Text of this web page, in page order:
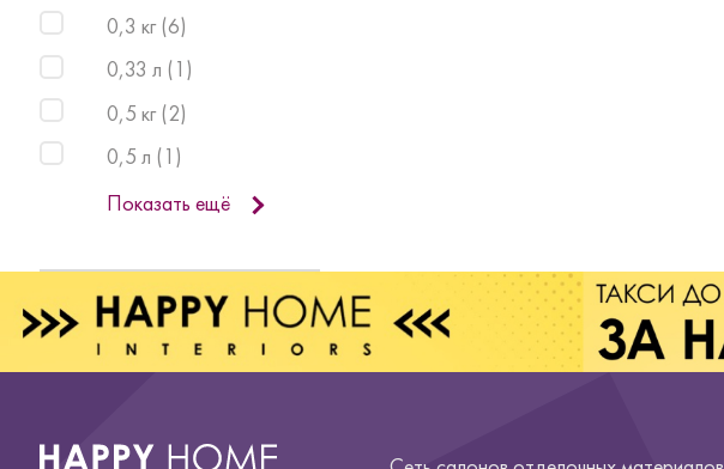
0,3 кг(6)
0,33 л ( 1 )
0,5 кг(2)
0,5 л ( 1 )
Показать ещё